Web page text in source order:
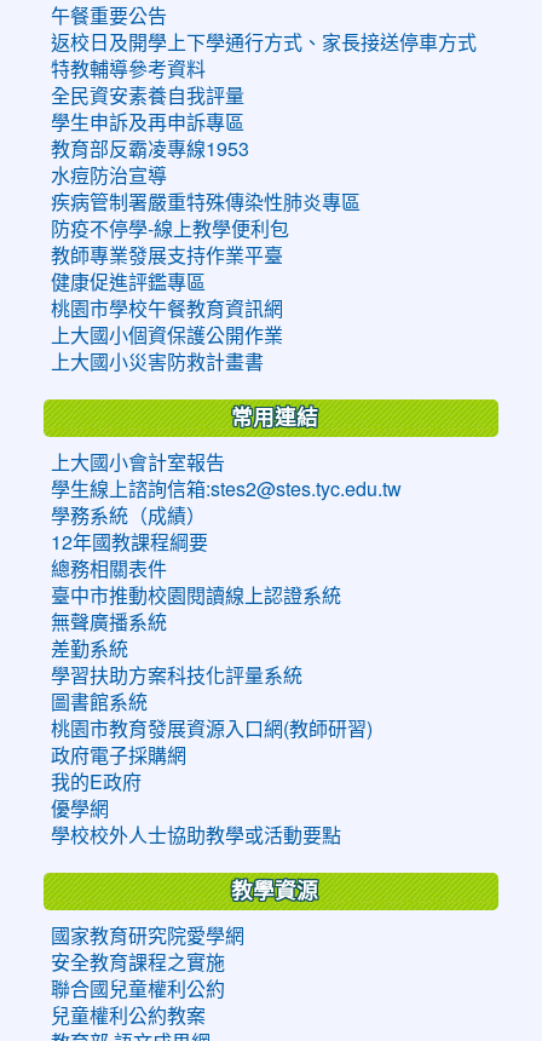
午餐重要公告
返校日及開學上下學通行方式、家長接送停車方式
特教輔導參考資料
全民資安素養自我評量
學生申訴及再申訴專區
教育部反霸凌專線1953
水痘防治宣導
疾病管制署嚴重特殊傳染性肺炎專區
防疫不停學-線上教學便利包
教師專業發展支持作業平臺
健康促進評鑑專區
桃園市學校午餐教育資訊網
上大國小個資保護公開作業
上大國小災害防救計畫書
常用連結
上大國小會計室報告
學生線上諮詢信箱:stes2@stes.tyc.edu.tw
學務系統（成績）
12年國教課程綱要
總務相關表件
臺中市推動校園閱讀線上認證系統
無聲廣播系統
差勤系統
學習扶助方案科技化評量系統
圖書館系統
桃園市教育發展資源入口網(教師研習)
政府電子採購網
我的E政府
優學網
學校校外人士協助教學或活動要點
教學資源
國家教育研究院愛學網
安全教育課程之實施
聯合國兒童權利公約
兒童權利公約教案